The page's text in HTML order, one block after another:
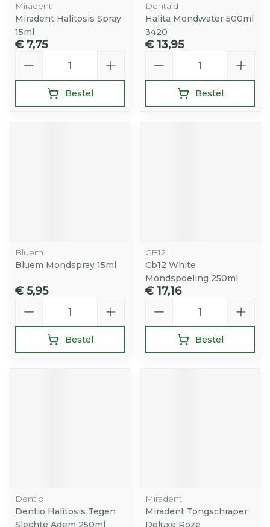
Miradent
Miradent Halitosis Spray
15ml
€ 7,75
Bestel
Dentaid
Halita Mondwater 500ml
3420
€ 13,95
Bestel
Bluem
Bluem Mondspray 15ml
€ 5,95
Bestel
CB12
Cb12 White
Mondspoeling 250ml
€ 17,16
Bestel
Dentio
Dentio Halitosis Tegen
Slechte Adem 250ml
Miradent
Miradent Tongschraper
Deluxe Roze